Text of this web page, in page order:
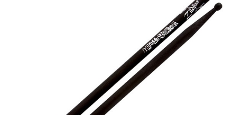
ウクレレ
パーカッション